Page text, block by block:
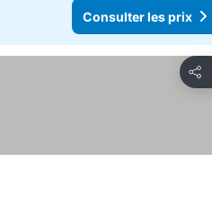
Consulter les prix